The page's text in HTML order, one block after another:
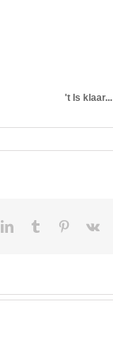
't Is klaar...
LinkedInTumblr Pinterest
Vk